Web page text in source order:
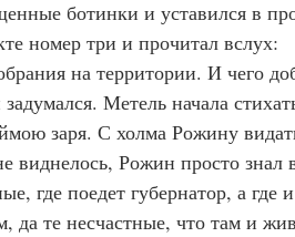
ботинки и уставился в
номер три и прочитал вслух:
на территории. И чего
Метель начала
заря. С холма Рожину
виднелось, Рожин просто знал
где поедет губернатор, а где
да те несчастные, что там и